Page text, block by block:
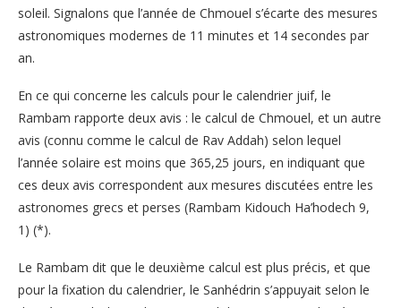
soleil. Signalons que l’année de Chmouel s’écarte des mesures
astronomiques modernes de 11 minutes et 14 secondes par
an.
En ce qui concerne les calculs pour le calendrier juif, le
Rambam rapporte deux avis : le calcul de Chmouel, et un autre
avis (connu comme le calcul de Rav Addah) selon lequel
l’année solaire est moins que 365,25 jours, en indiquant que
ces deux avis correspondent aux mesures discutées entre les
astronomes grecs et perses (Rambam Kidouch Ha’hodech 9,
1) (*).
Le Rambam dit que le deuxième calcul est plus précis, et que
pour la fixation du calendrier, le Sanhédrin s’appuyait selon le